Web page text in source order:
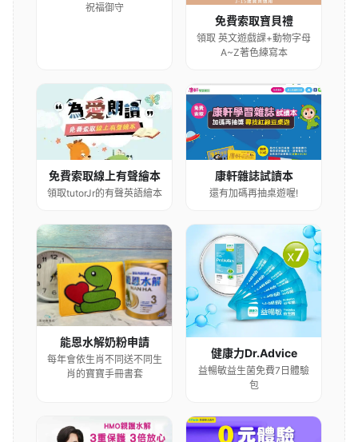
祝福御守
免費索取寶貝禮
領取 英文遊戲課+動物字母
A~Z著色練寫本
免費索取線上有聲繪本
領取tutorJr的有聲英語繪本
康軒雜誌試讀本
還有加碼再抽桌遊喔!
能恩水解奶粉申請
每年會依生肖不同送不同生
肖的寶寶手冊書套
健康力Dr.Advice
益暢敏益生菌免費7日體驗
包